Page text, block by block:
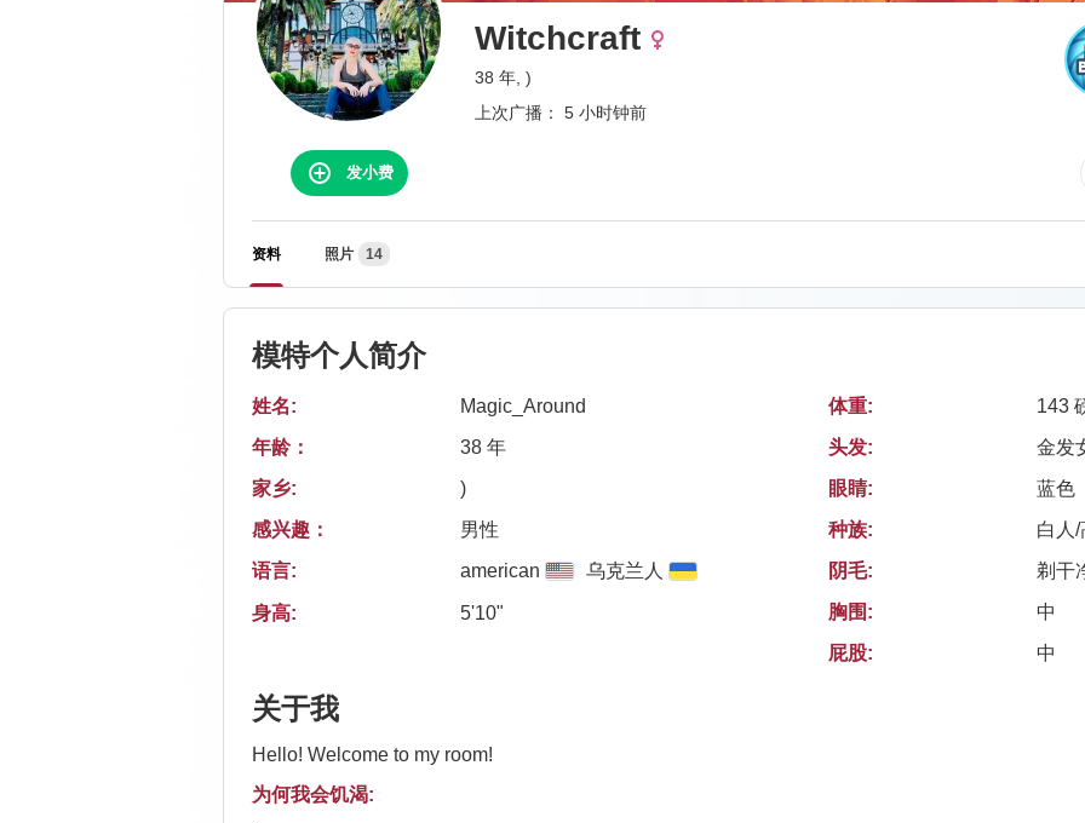
Witchcraft
38 年, )
上次广播： 5 小时钟前
发小费
资料 照片 14
模特个人简介
姓名:
Magic_Around
年龄：
38 年
家乡:
)
感兴趣：
男性
语言:
american 乌克兰人
身高: 5'10"
体重:
143
头发:
金发
眼睛:
蓝色
种族:
白人
阴毛:
剃干
胸围:
中
屁股:
中
关于我
Hello! Welcome to my room!
为何我会饥渴: